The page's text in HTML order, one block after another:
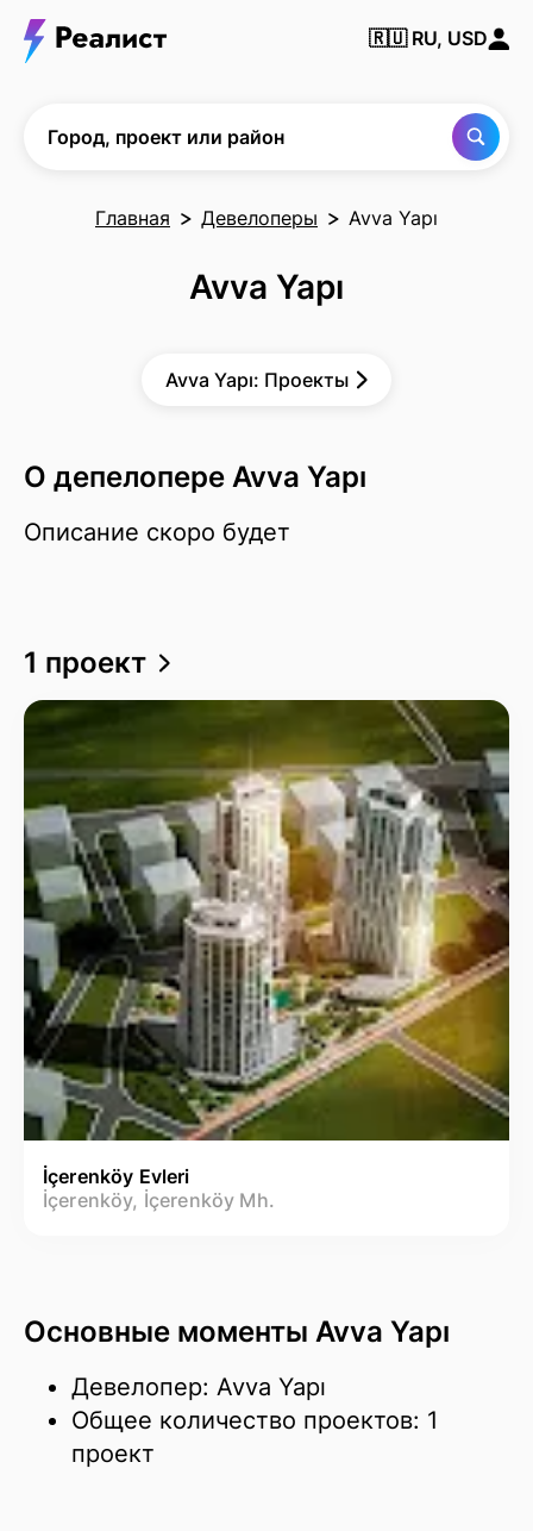
🇷🇺 RU, USD
Город, проект или район
Главная Девелоперы Avva Yapı
Avva Yapı
Avva Yapı: Проекты
О депелопере Avva Yapı
Описание скоро будет
1 проект
İçerenköy Evleri
İçerenköy, İçerenköy Mh.
Основные моменты Avva Yapı
Девелопер: Avva Yapı
Общее количество проектов: 1
проект